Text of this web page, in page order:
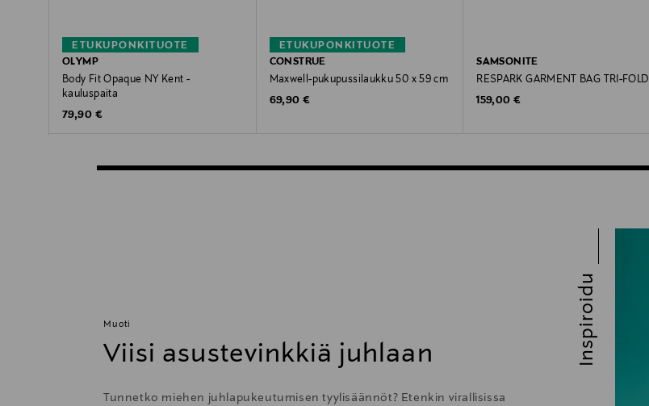
ETUKUPONKITUOTE
OLYMP
Body Fit Opaque NY Kent -
kauluspaita
Original Price
79,90 €
ETUKUPONKITUOTE
CONSTRUE
Maxwell-pukupussilaukku 50 x 59 cm
Original Price
69,90 €
SAMSONITE
RESPARK GARMENT BAG TRI-FOLD
Original Price
159,00 €
Muoti
Viisi asustevinkkiä juhlaan
Tunnetko miehen juhlapukeutumisen tyylisäännöt? Etenkin virallisissa
Inspiroidu